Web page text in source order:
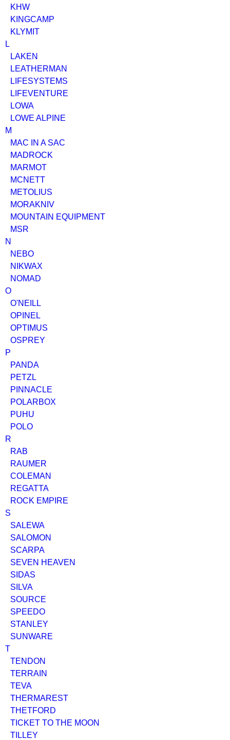
KHW
KINGCAMP
KLYMIT
L
LAKEN
LEATHERMAN
LIFESYSTEMS
LIFEVENTURE
LOWA
LOWE ALPINE
M
MAC IN A SAC
MADROCK
MARMOT
MCNETT
METOLIUS
MORAKNIV
MOUNTAIN EQUIPMENT
MSR
N
NEBO
NIKWAX
NOMAD
O
O'NEILL
OPINEL
OPTIMUS
OSPREY
P
PANDA
PETZL
PINNACLE
POLARBOX
PUHU
POLO
R
RAB
RAUMER
COLEMAN
REGATTA
ROCK EMPIRE
S
SALEWA
SALOMON
SCARPA
SEVEN HEAVEN
SIDAS
SILVA
SOURCE
SPEEDO
STANLEY
SUNWARE
T
TENDON
TERRAIN
TEVA
THERMAREST
THETFORD
TICKET TO THE MOON
TILLEY